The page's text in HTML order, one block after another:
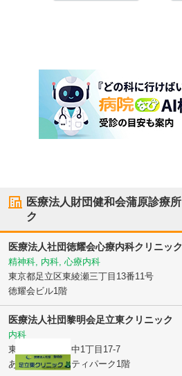
医療法人財団健和会蒲原診療所
ク
医療法人社団徳耀会心療内科クリニック
精神科, 内科, 心療内科
東京都足立区東綾瀬三丁目13番11号
徳耀会ビル1階
医療法人社団黎明会足立東クリニック
内科
東京都足立区
谷中1丁目17-7
あやせコミュニティパーク1階